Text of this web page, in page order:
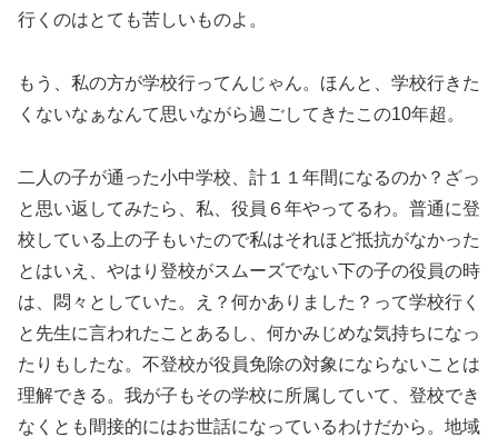
行くのはとても苦しいものよ。
もう、私の方が学校行ってんじゃん。ほんと、学校行きた
くないなぁなんて思いながら過ごしてきたこの10年超。
二人の子が通った小中学校、計１１年間になるのか？ざっ
と思い返してみたら、私、役員６年やってるわ。普通に登
校している上の子もいたので私はそれほど抵抗がなかった
とはいえ、やはり登校がスムーズでない下の子の役員の時
は、悶々としていた。え？何かありました？って学校行く
と先生に言われたことあるし、何かみじめな気持ちになっ
たりもしたな。不登校が役員免除の対象にならないことは
理解できる。我が子もその学校に所属していて、登校でき
なくとも間接的にはお世話になっているわけだから。地域